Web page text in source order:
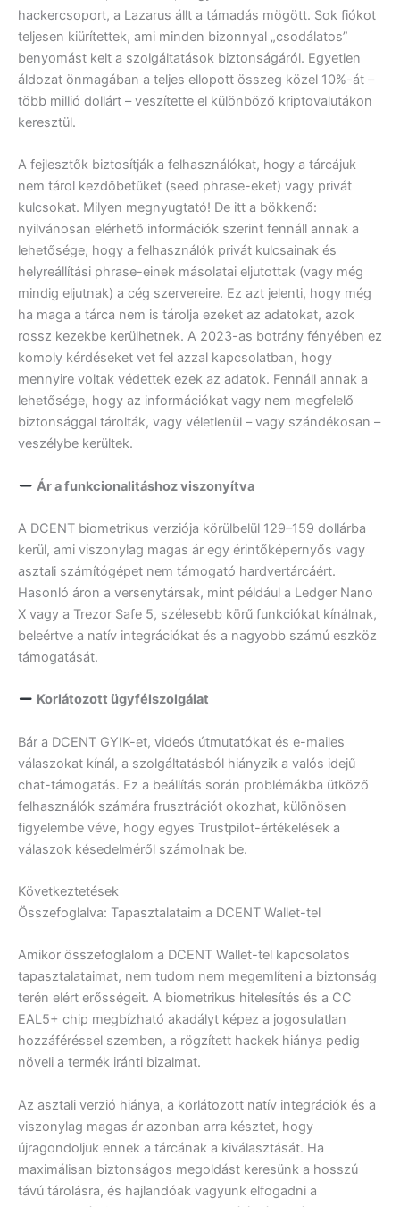
hackercsoport, a Lazarus állt a támadás mögött. Sok fiókot
teljesen kiürítettek, ami minden bizonnyal „csodálatos”
benyomást kelt a szolgáltatások biztonságáról. Egyetlen
áldozat önmagában a teljes ellopott összeg közel 10%-át –
több millió dollárt – veszítette el különböző kriptovalutákon
keresztül.
A fejlesztők biztosítják a felhasználókat, hogy a tárcájuk
nem tárol kezdőbetűket (seed phrase-eket) vagy privát
kulcsokat. Milyen megnyugtató! De itt a bökkenő:
nyilvánosan elérhető információk szerint fennáll annak a
lehetősége, hogy a felhasználók privát kulcsainak és
helyreállítási phrase-einek másolatai eljutottak (vagy még
mindig eljutnak) a cég szervereire. Ez azt jelenti, hogy még
ha maga a tárca nem is tárolja ezeket az adatokat, azok
rossz kezekbe kerülhetnek. A 2023-as botrány fényében ez
komoly kérdéseket vet fel azzal kapcsolatban, hogy
mennyire voltak védettek ezek az adatok. Fennáll annak a
lehetősége, hogy az információkat vagy nem megfelelő
biztonsággal tárolták, vagy véletlenül – vagy szándékosan –
veszélybe kerültek.
Ár a funkcionalitáshoz viszonyítva
A DCENT biometrikus verziója körülbelül 129–159 dollárba
kerül, ami viszonylag magas ár egy érintőképernyős vagy
asztali számítógépet nem támogató hardvertárcáért.
Hasonló áron a versenytársak, mint például a Ledger Nano
X vagy a Trezor Safe 5, szélesebb körű funkciókat kínálnak,
beleértve a natív integrációkat és a nagyobb számú eszköz
támogatását.
Korlátozott ügyfélszolgálat
Bár a DCENT GYIK-et, videós útmutatókat és e-mailes
válaszokat kínál, a szolgáltatásból hiányzik a valós idejű
chat-támogatás. Ez a beállítás során problémákba ütköző
felhasználók számára frusztrációt okozhat, különösen
figyelembe véve, hogy egyes Trustpilot-értékelések a
válaszok késedelméről számolnak be.
Következtetések
Összefoglalva: Tapasztalataim a DCENT Wallet-tel
Amikor összefoglalom a DCENT Wallet-tel kapcsolatos
tapasztalataimat, nem tudom nem megemlíteni a biztonság
terén elért erősségeit. A biometrikus hitelesítés és a CC
EAL5+ chip megbízható akadályt képez a jogosulatlan
hozzáféréssel szemben, a rögzített hackek hiánya pedig
növeli a termék iránti bizalmat.
Az asztali verzió hiánya, a korlátozott natív integrációk és a
viszonylag magas ár azonban arra késztet, hogy
újragondoljuk ennek a tárcának a kiválasztását. Ha
maximálisan biztonságos megoldást keresünk a hosszú
távú tárolásra, és hajlandóak vagyunk elfogadni a